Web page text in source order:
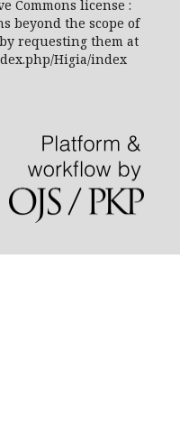
Commons license :
beyond the scope of
requesting them at
Higia/index